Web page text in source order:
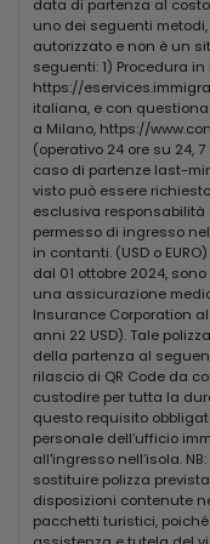
rigogliosi giardini del
balcone e Wifi
Ristoranti e Bar
Il Waridi Beach
un ristorante
proporrà piatti della
tipici dell’isola,
ricercate. Una cena
tipicamente swahili vi
Nei pressi del
Restaurant & Bar”
serie di proposte,
un bar, luogo
tropicale in
trattamento previsto
benvenuto,
Servizio di late
americano, tè caldo
Acqua, soft drinks e
bicchiere durante i
pomeriggio. Frutta
aperitivo tipico serale
data di partenza al
uno dei seguenti
autorizzato e non è un
seguenti: 1) Procedura
https://
italiana, e con
a Milano, https://
(operativo 24 ore su 24,
caso di partenze last-
visto può essere
esclusiva
permesso di ingresso
in contanti. (USD o
dal 01 ottobre 2024,
una assicurazione
Insurance Corporation
anni 22 USD). Tale
della partenza al
rilascio di QR Code da
custodire per tutta la
questo requisito
personale dell’ufficio
all'ingresso nell’isola.
sostituire polizza
disposizioni contenute
pacchetti turistici,